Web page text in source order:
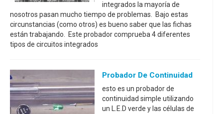
integrados la mayoría de
nosotros pasan mucho tiempo de problemas. Bajo estas
circunstancias (como otros) es bueno saber que las fichas
están trabajando. Este probador comprueba 4 diferentes
tipos de circuitos integrados
Probador De Continuidad
esto es un probador de
continuidad simple utilizando
un L.E.D verde y las células de